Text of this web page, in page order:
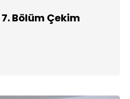
Bölüm Çekim